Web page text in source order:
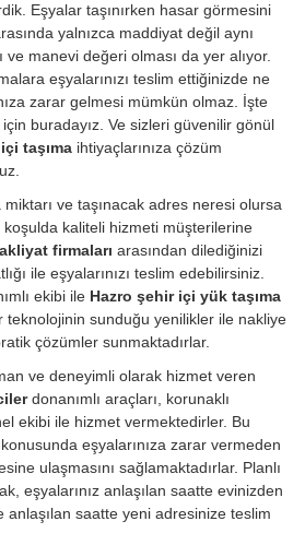
Eşyalar taşınırken hasar görmesini
yalnızca maddiyat değil aynı
ve manevi değeri olması da yer alıyor.
eşyalarınızı teslim ettiğinizde ne
zarar gelmesi mümkün olmaz. İşte
buradayız. Ve sizleri güvenilir gönül
taşıma ihtiyaçlarınıza çözüm
miktarı ve taşınacak adres neresi olursa
kaliteli hizmeti müşterilerine
firmaları arasından dilediğinizi
ile eşyalarınızı teslim edebilirsiniz.
ekibi ile Hazro şehir içi yük taşıma
teknolojinin sunduğu yenilikler ile nakliye
çözümler sunmaktadırlar.
ve deneyimli olarak hizmet veren
donanımlı araçları, korunaklı
ekibi ile hizmet vermektedirler. Bu
eşyalarınıza zarar vermeden
ulaşmasını sağlamaktadırlar. Planlı
eşyalarınız anlaşılan saatte evinizden
anlaşılan saatte yeni adresinize teslim